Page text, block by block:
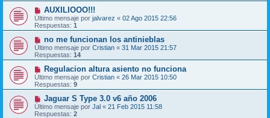
AUXILIOOO!!!
Último mensaje por jalvarez « 02 Ago 2015 22:56
Respuestas: 1
no me funcionan los antinieblas
Último mensaje por Cristian « 31 Mar 2015 21:57
Respuestas: 14
Regulacion altura asiento no funciona
Último mensaje por Cristian « 26 Mar 2015 10:50
Respuestas: 9
Jaguar S Type 3.0 v6 año 2006
Último mensaje por Jal « 21 Feb 2015 11:58
Respuestas: 2